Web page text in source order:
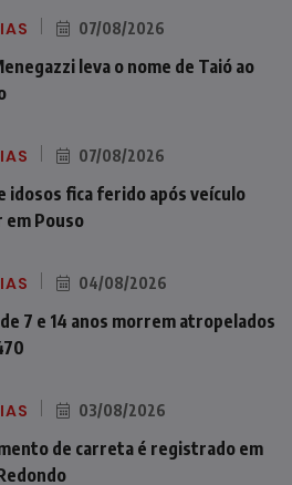
07/08/2026
leva o nome de Taió ao
07/08/2026
idosos fica ferido após veículo
em Pouso
04/08/2026
7 e 14 anos morrem atropelados
03/08/2026
de carreta é registrado em